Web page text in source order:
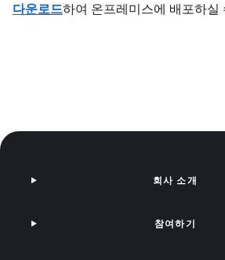
다운로드하여 온프레미스에 배포하실
회사 소개
참여하기